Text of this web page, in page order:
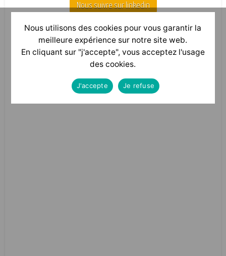
Nous suivre sur linkedin
Nous utilisons des cookies pour vous garantir la
meilleure expérience sur notre site web.
En cliquant sur "j'accepte", vous acceptez l'usage
des cookies.
J'accepte Je refuse